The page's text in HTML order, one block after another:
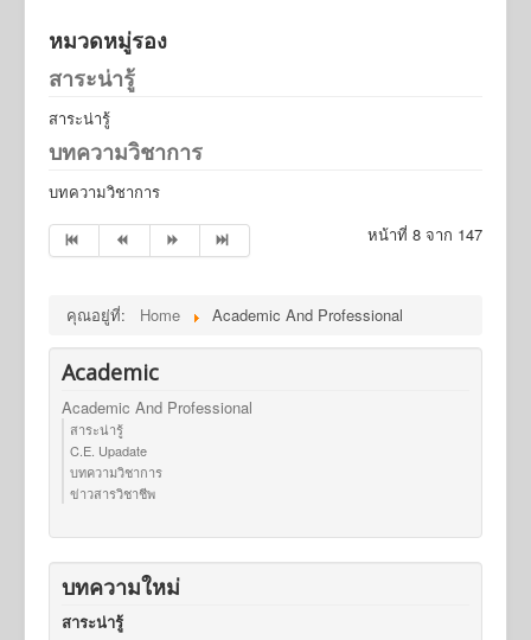
หมวดหมู่รอง
สาระน่ารู้
สาระน่ารู้
บทความวิชาการ
บทความวิชาการ
หน้าที่ 8 จาก 147
คุณอยู่ที่: Home Academic And Professional
Academic
Academic And Professional
สาระน่ารู้
C.E. Upadate
บทความวิชาการ
ข่าวสารวิชาชีพ
บทความใหม่
สาระน่ารู้